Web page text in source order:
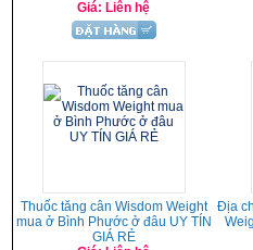
Giá: Liên hệ
Thuốc tăng cân Wisdom Weight
mua ở Bình Phước ở đâu UY TÍN
GIÁ RẺ
Địa